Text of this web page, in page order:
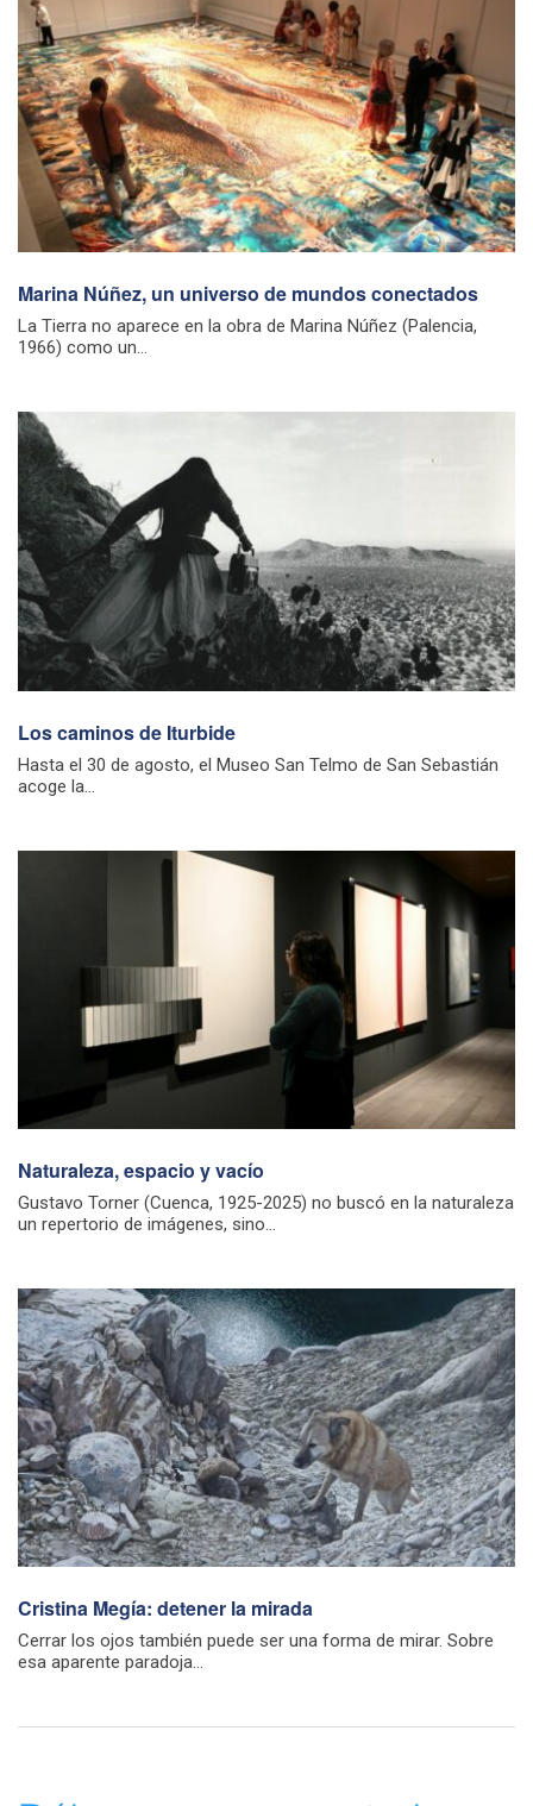
Marina Núñez, un universo de mundos conectados
La Tierra no aparece en la obra de Marina Núñez (Palencia,
1966) como un...
Los caminos de Iturbide
Hasta el 30 de agosto, el Museo San Telmo de San Sebastián
acoge la...
Naturaleza, espacio y vacío
Gustavo Torner (Cuenca, 1925-2025) no buscó en la naturaleza
un repertorio de imágenes, sino...
Cristina Megía: detener la mirada
Cerrar los ojos también puede ser una forma de mirar. Sobre
esa aparente paradoja...